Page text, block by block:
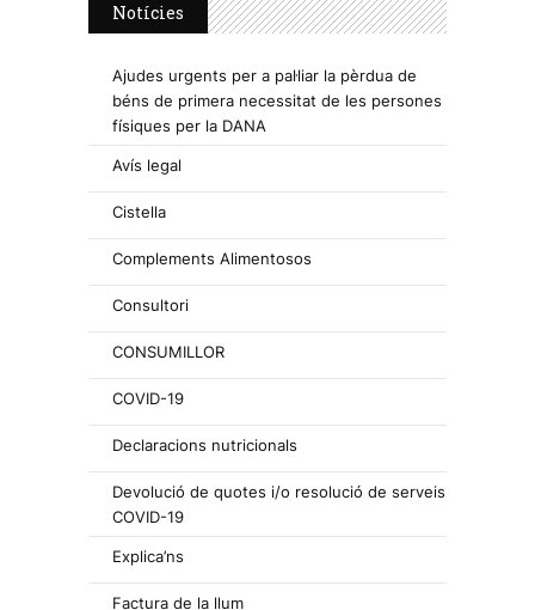
Notícies
Ajudes urgents per a pal·liar la pèrdua de
béns de primera necessitat de les persones
físiques per la DANA
Avís legal
Cistella
Complements Alimentosos
Consultori
CONSUMILLOR
COVID-19
Declaracions nutricionals
Devolució de quotes i/o resolució de serveis
COVID-19
Explica’ns
Factura de la llum